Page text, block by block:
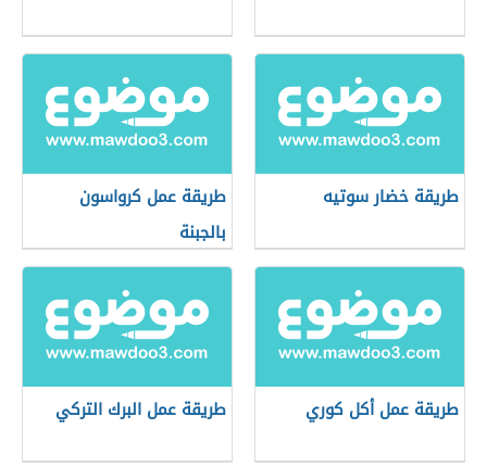
طريقة خضار سوتيه
طريقة عمل كرواسون
بالجبنة
طريقة عمل أكل كوري طريقة عمل البرك التركي